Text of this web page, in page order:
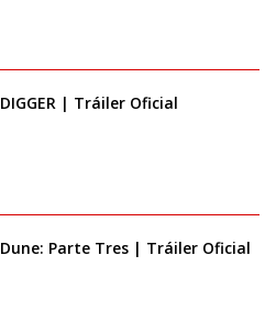
DIGGER | Tráiler Oficial
Dune: Parte Tres | Tráiler Oficial